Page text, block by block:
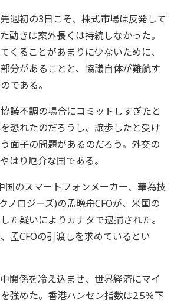
週初の3日こそ、株式市場は反発して
動きは案外長くは持続しなかった。
くることがあまりに少ないために、
分があることと、協議自体が難航す
である。
議不調の場合にコミットしすぎたと
恐れたのだろうし、譲歩したと受け
面子の問題があるのだろう。外交の
はり厄介な国である。
国のスマートフォンメーカー、華為技
ノロジーズ)の孟晩舟CFOが、米国の
た疑いによりカナダで逮捕された。
孟CFOの引渡しを求めているとい
関係を冷え込ませ、世界経済にマイ
強めた。香港ハンセン指数は2.5％下